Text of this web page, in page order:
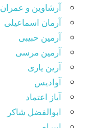
آرشاوین و
آرمان اسماعیلی
آرمین حبیبی
آرمین مرسی
آرین یاری
آوادیس
آیاز اعتماد
ابوالفضل شاکر